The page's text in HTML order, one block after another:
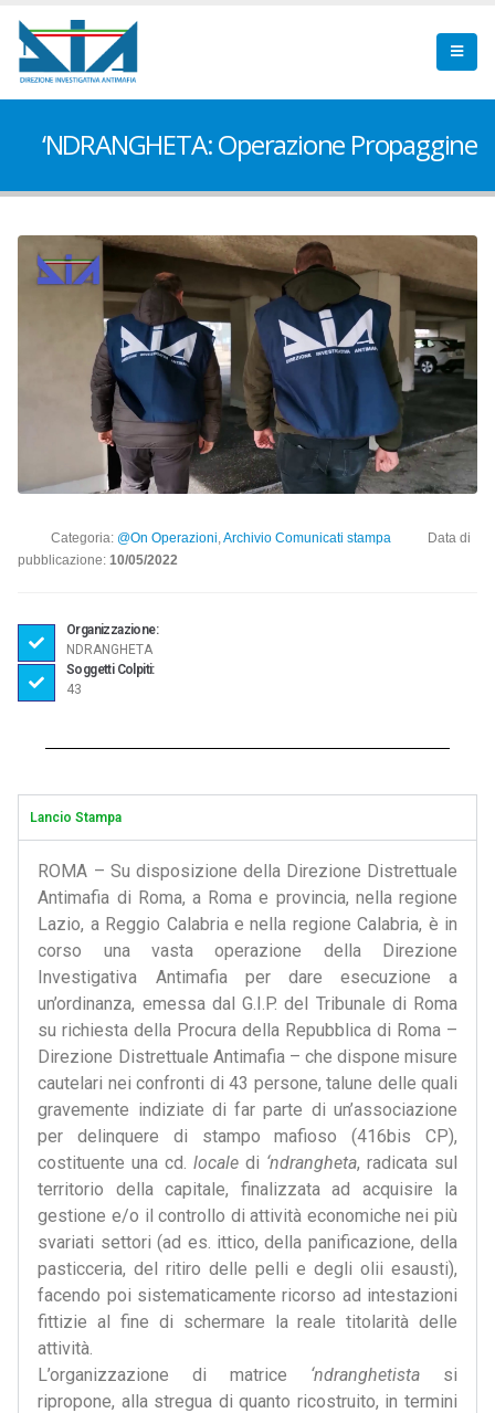
‘NDRANGHETA: Operazione Propaggine
Categoria: @On Operazioni,Archivio Comunicati stampa
Data di
pubblicazione: 10/05/2022
Organizzazione:
NDRANGHETA
Soggetti Colpiti:
43
Lancio Stampa
ROMA – Su disposizione della Direzione Distrettuale
Antimafia di Roma, a Roma e provincia, nella regione
Lazio, a Reggio Calabria e nella regione Calabria, è in
corso una vasta operazione della Direzione
Investigativa Antimafia per dare esecuzione a
un’ordinanza, emessa dal G.I.P. del Tribunale di Roma
su richiesta della Procura della Repubblica di Roma –
Direzione Distrettuale Antimafia – che dispone misure
cautelari nei confronti di 43 persone, talune delle quali
gravemente indiziate di far parte di un’associazione
per delinquere di stampo mafioso (416bis CP),
costituente una cd.localedi ‘ndrangheta, radicata sul
territorio della capitale, finalizzata ad acquisire la
gestione e/o il controllo di attività economiche nei più
svariati settori (ad es. ittico, della panificazione, della
pasticceria, del ritiro delle pelli e degli olii esausti),
facendo poi sistematicamente ricorso ad intestazioni
fittizie al fine di schermare la reale titolarità delle
attività.
L’organizzazione di matrice ‘ndranghetista si
ripropone, alla stregua di quanto ricostruito, in termini